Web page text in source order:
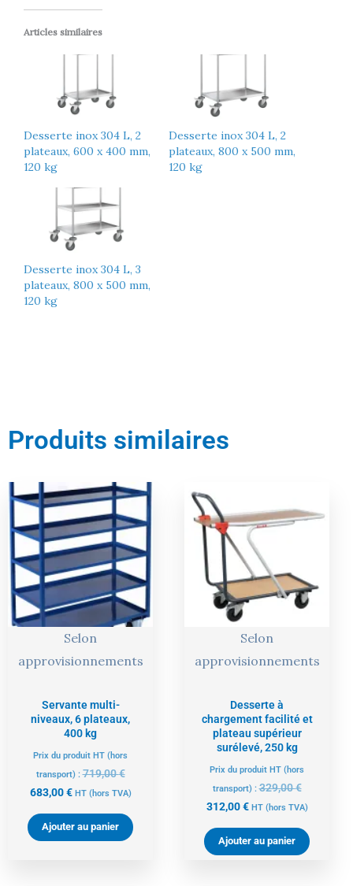
Articles similaires
Desserte inox 304 L, 2
plateaux, 600 x 400 mm,
120 kg
Desserte inox 304 L, 2
plateaux, 800 x 500 mm,
120 kg
Desserte inox 304 L, 3
plateaux, 800 x 500 mm,
120 kg
Produits similaires
Selon
approvisionnements
Servante multi-
niveaux, 6 plateaux,
400 kg
Prix du produit HT (hors
transport) :719,00€
Le
initial
était :
719,00 €.
683,00€
Le
prix
actuel
est :
683,00 €.
HT (hors TVA)
Ajouter au panier
Selon
approvisionnements
Desserte à
chargement facilité et
plateau supérieur
surélevé, 250 kg
Prix du produit HT (hors
transport) :329,00€
prix
initial
312,00€
actuel
est :
312,00 €.
HT (hors TVA)
Ajouter au panier